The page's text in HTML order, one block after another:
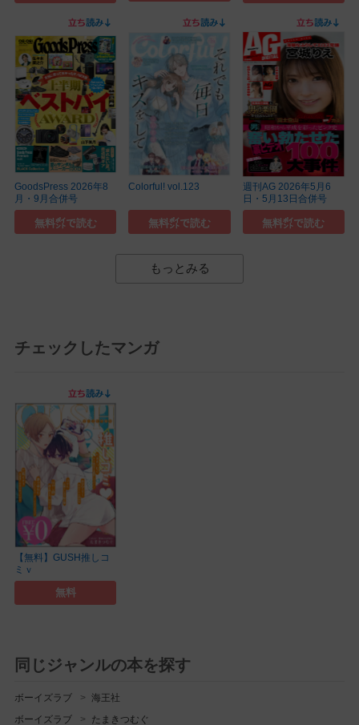
GoodsPress 2026年8
月・9月合併号
無料㌽で読む
Colorful! vol.123
無料㌽で読む
週刊AG 2026年5月6
日・5月13日合併号
無料㌽で読む
もっとみる
チェックしたマンガ
【無料】GUSH推しコ
ミｖ
無料
同じジャンルの本を探す
ボーイズラブ 海王社
ボーイズラブ たまきつむぐ